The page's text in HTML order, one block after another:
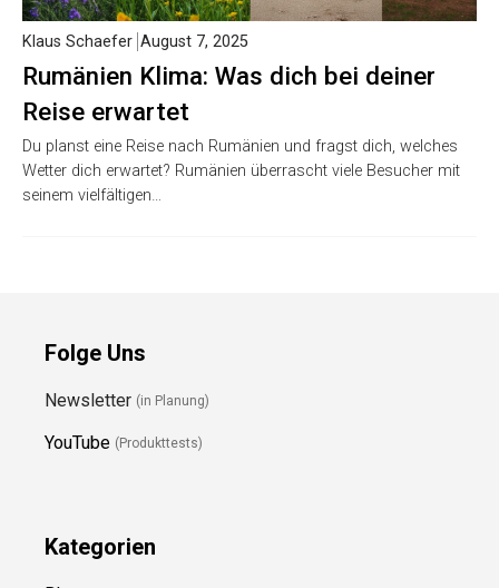
Rumänien Klima: Was dich bei deiner
Reise erwartet
Klaus Schaefer August 7, 2025
Du planst eine Reise nach Rumänien und fragst dich, welches
Wetter dich erwartet? Rumänien überrascht viele Besucher mit
seinem vielfältigen…
Folge Uns
Newsletter (in Planung)
YouTube (Produkttests)
Kategorien